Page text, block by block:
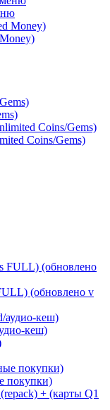
Coins/Gems)
(обновлено v
кеш)
покупки)